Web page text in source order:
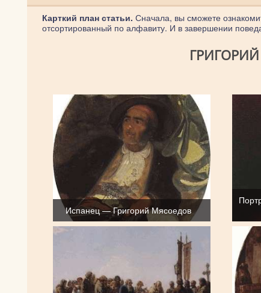
Карткий план статьи. Сначала, вы сможете
отсортированный по алфавиту. И в завершении
Испанец — Григорий Мясоедов